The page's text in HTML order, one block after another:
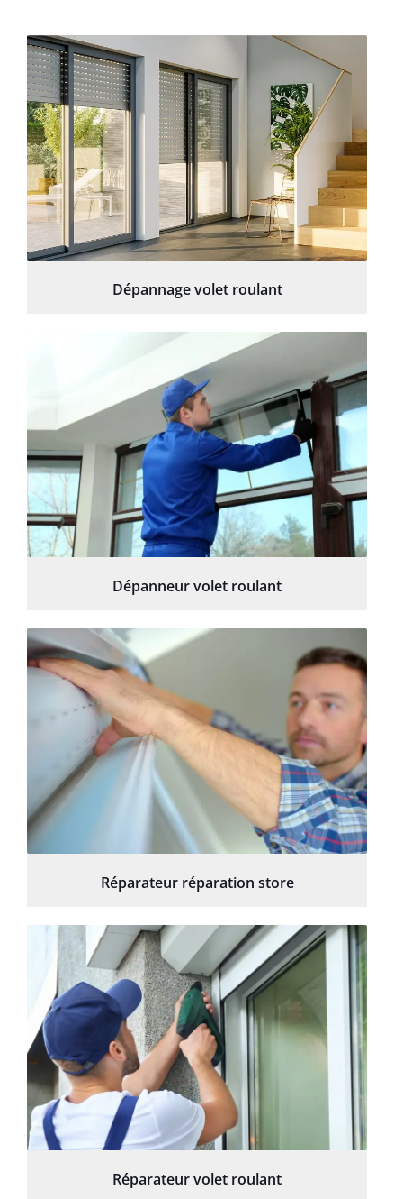
Dépannage volet roulant
Dépanneur volet roulant
Réparateur réparation store
Réparateur volet roulant